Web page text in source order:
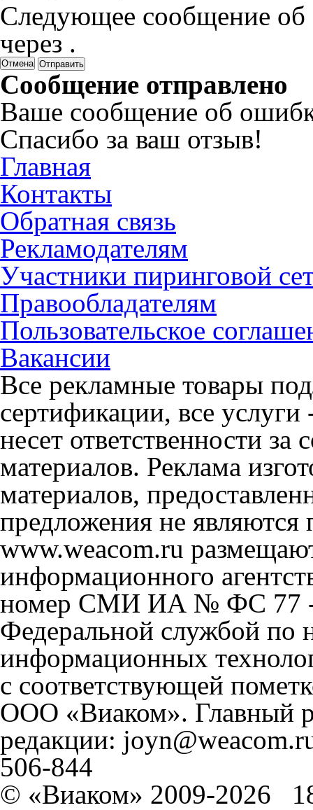
Следующее сообщение об
через .
Отмена
Сообщение отправлено
Ваше сообщение об
Спасибо за ваш отзыв!
Главная
Контакты
Обратная связь
Рекламодателям
Участники пиринговой
Правообладателям
Пользовательское
Вакансии
Все рекламные товары
сертификации, все
несет ответственности
материалов. Реклама
материалов,
предложения не
www.weacom.ru
информационного
номер СМИ ИА № ФС 77 -
Федеральной службой по
информационных
с соответствующей
ООО «Виаком». Главный
редакции:
506-844
© «Виаком» 2009-2026